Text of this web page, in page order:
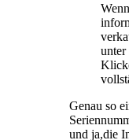
unter
Genau so
und ja,die